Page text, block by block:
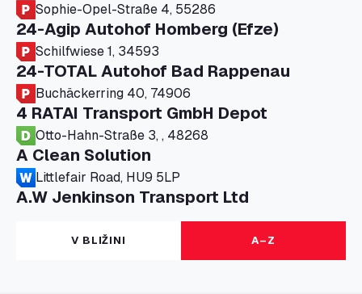
Sophie-Opel-Straße 4, 55286
24-Agip Autohof Homberg (Efze)
Schilfwiese 1, 34593
24-TOTAL Autohof Bad Rappenau
Buchäckerring 40, 74906
4 RATAI Transport GmbH Depot
Otto-Hahn-Straße 3, , 48268
A Clean Solution
Littlefair Road, HU9 5LP
A.W Jenkinson Transport Ltd
Progress House, ME11 5GA
A+G Nettetal - Depot Parking
Am Panneschopp 7, 41334
V BLIŽINI A–Z